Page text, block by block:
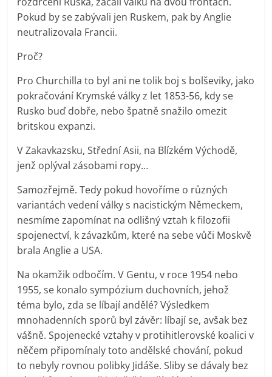
Pokud by se zabývali jen Ruskem, pak by Anglie
neutralizovala Francii.
Proč?
Pro Churchilla to byl ani ne tolik boj s bolševiky, jako
pokračování Krymské války z let 1853-56, kdy se
Rusko buď dobře, nebo špatně snažilo omezit
britskou expanzi.
V Zakavkazsku, Střední Asii, na Blízkém Východě,
jenž oplýval zásobami ropy…
Samozřejmě. Tedy pokud hovoříme o různých
variantách vedení války s nacistickým Německem,
nesmíme zapomínat na odlišný vztah k filozofii
spojenectví, k závazkům, které na sebe vůči Moskvě
brala Anglie a USA.
Na okamžik odbočím. V Gentu, v roce 1954 nebo
1955, se konalo sympózium duchovních, jehož
téma bylo, zda se líbají andělé? Výsledkem
mnohadenních sporů byl závěr: líbají se, avšak bez
vášně. Spojenecké vztahy v protihitlerovské koalici v
něčem připomínaly toto andělské chování, pokud
to nebyly rovnou polibky Jidáše. Sliby se dávaly bez